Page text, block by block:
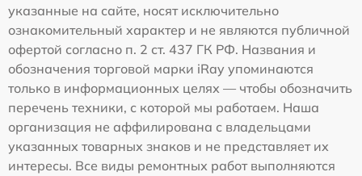
указанные на сайте, носят исключительно
ознакомительный характер и не являются публичной
офертой согласно п. 2 ст. 437 ГК РФ. Названия и
обозначения торговой марки iRay упоминаются
только в информационных целях — чтобы обозначить
перечень техники, с которой мы работаем. Наша
организация не аффилирована с владельцами
указанных товарных знаков и не представляет их
интересы. Все виды ремонтных работ выполняются